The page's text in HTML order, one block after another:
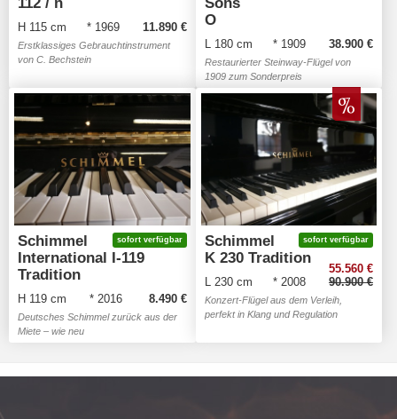
H 115 cm * 1969 11.890 €
Erstklassiges Gebrauchtinstrument
von C. Bechstein
O
L 180 cm * 1909 38.900 €
Restaurierter Steinway-Flügel von
1909 zum Sonderpreis
sofort verfügbar
Schimmel
International I-119
Tradition
H 119 cm * 2016 8.490 €
Deutsches Schimmel zurück aus der
Miete – wie neu
sofort verfügbar
Schimmel
K 230 Tradition
L 230 cm * 2008
55.560 €
90.900 €
Konzert-Flügel aus dem Verleih,
perfekt in Klang und Regulation